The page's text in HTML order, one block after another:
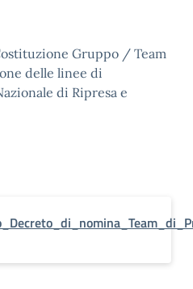
Gruppo / Team
delle linee di
di Ripresa e